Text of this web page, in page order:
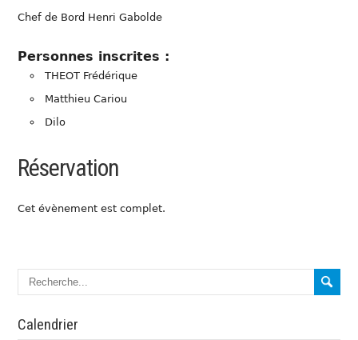
Chef de Bord Henri Gabolde
Personnes inscrites :
THEOT Frédérique
Matthieu Cariou
Dilo
Réservation
Cet évènement est complet.
Calendrier